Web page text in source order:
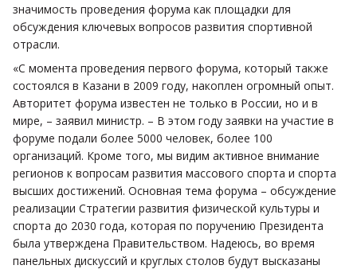
значимость проведения форума как площадки для
обсуждения ключевых вопросов развития спортивной
отрасли.
«С момента проведения первого форума, который также
состоялся в Казани в 2009 году, накоплен огромный опыт.
Авторитет форума известен не только в России, но и в
мире, – заявил министр. – В этом году заявки на участие в
форуме подали более 5000 человек, более 100
организаций. Кроме того, мы видим активное внимание
регионов к вопросам развития массового спорта и спорта
высших достижений. Основная тема форума – обсуждение
реализации Стратегии развития физической культуры и
спорта до 2030 года, которая по поручению Президента
была утверждена Правительством. Надеюсь, во время
панельных дискуссий и круглых столов будут высказаны